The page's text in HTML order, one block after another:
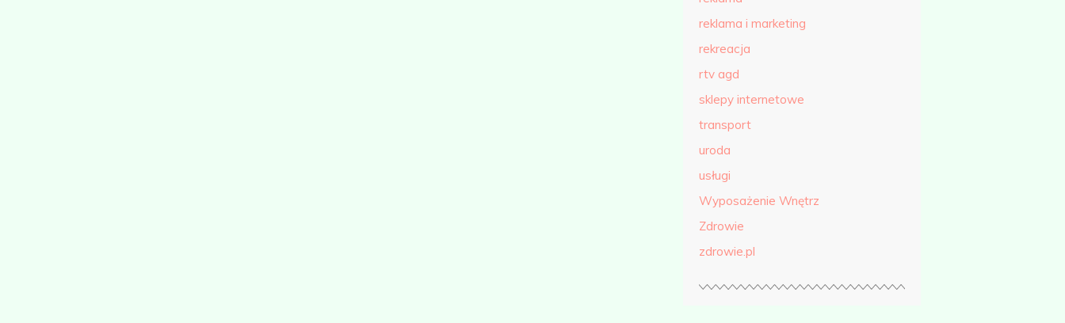
reklama i marketing
rekreacja
rtv agd
sklepy internetowe
transport
uroda
usługi
Wyposażenie Wnętrz
Zdrowie
zdrowie.pl